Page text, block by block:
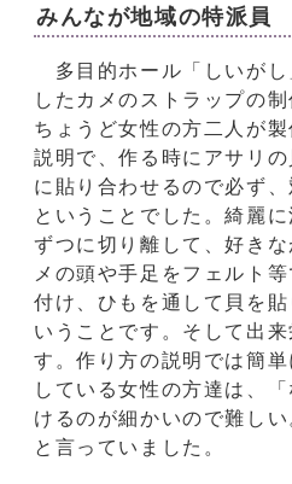
みんなが地域の特派
多目的ホール「しいがし
したカメのストラップの
ちょうど女性の方二人が
説明で、作る時にアサリ
に貼り合わせるので必ず
ということでした。綺麗
ずつに切り離して、好き
メの頭や手足をフェルト
付け、ひもを通して貝を
いうことです。そして出
す。作り方の説明では簡
している女性の方達は、
けるのが細かいので難し
と言っていました。